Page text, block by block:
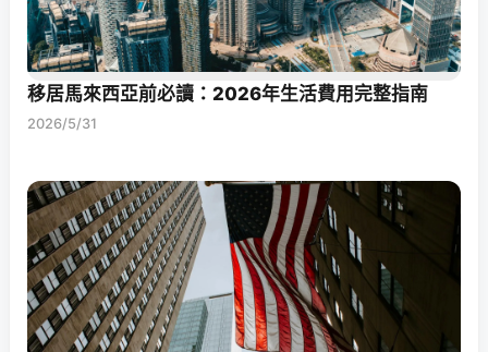
移居馬來西亞前必讀：2026年生活費用完整指南
2026/5/31